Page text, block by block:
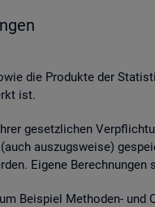
die Pro­duk­te der
ist.
ge­setz­li­chen
aus­zugs­wei­se)
Ei­ge­ne
Bei­spiel Me­tho­den-